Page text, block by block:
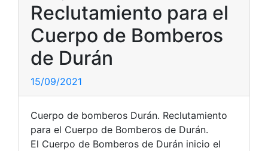
Reclutamiento para el
Cuerpo de Bomberos
de Durán
15/09/2021
Cuerpo de bomberos Durán. Reclutamiento
para el Cuerpo de Bomberos de Durán.
El Cuerpo de Bomberos de Durán inicio el